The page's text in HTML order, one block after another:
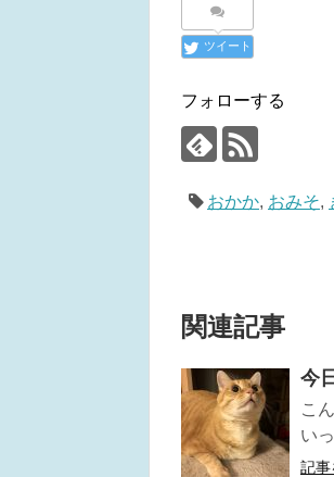
ツイート
フォローする
おかか, おみそ,
関連記事
今
こ
い
記事